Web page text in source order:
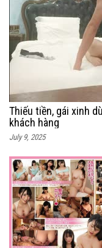
Thiếu tiền, gái xinh
khách hàng
July 9, 2025